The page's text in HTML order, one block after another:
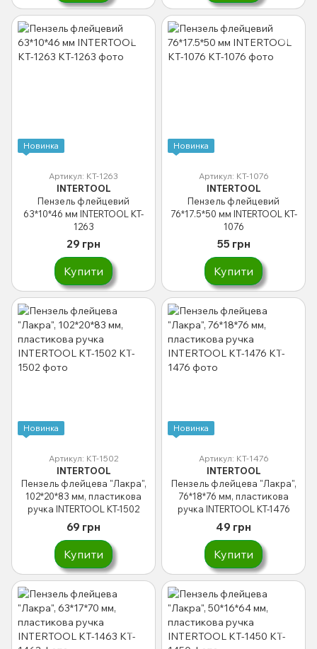
Новинка
Артикул: KT-1263
INTERTOOL
Пензель флейцевий
63*10*46 мм INTERTOOL KT-
1263
29 грн
Купити
Новинка
Артикул: KT-1076
INTERTOOL
Пензель флейцевий
76*17.5*50 мм INTERTOOL KT-
1076
55 грн
Купити
Новинка
Артикул: KT-1502
INTERTOOL
Пензель флейцева "Лакра",
102*20*83 мм, пластикова
ручка INTERTOOL KT-1502
69 грн
Купити
Новинка
Артикул: KT-1476
INTERTOOL
Пензель флейцева "Лакра",
76*18*76 мм, пластикова
ручка INTERTOOL KT-1476
49 грн
Купити